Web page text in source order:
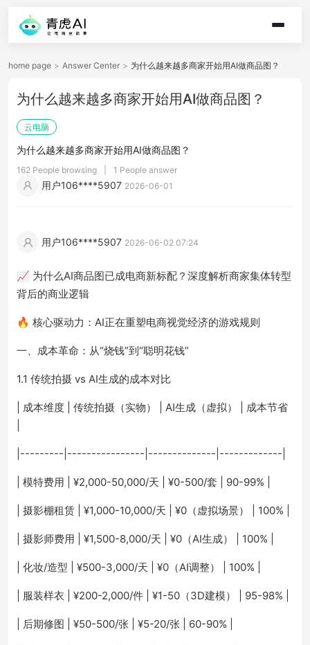
home page > Answer Center > 为什么越来越多商家开始用AI做商品图？
为什么越来越多商家开始用AI做商品图？
云电脑
为什么越来越多商家开始用AI做商品图？
162 People browsing 1 People answer
用户106****5907 2026-06-01
用户106****5907 2026-06-02 07:24
📈 为什么AI商品图已成电商新标配？深度解析商家集体转型
背后的商业逻辑
🔥 核心驱动力：AI正在重塑电商视觉经济的游戏规则
一、成本革命：从“烧钱”到“聪明花钱”
1.1 传统拍摄 vs AI生成的成本对比
| 成本维度 | 传统拍摄（实物） | AI生成（虚拟） | 成本节省
|---------|----------------|--------------|-------------|
| 模特费用 | ¥2,000-50,000/天 | ¥0-500/套 | 90-99% |
| 摄影棚租赁 | ¥1,000-10,000/天 | ¥0（虚拟场景） | 100% |
| 摄影师费用 | ¥1,500-8,000/天 | ¥0（AI生成） | 100% |
| 化妆/造型 | ¥500-3,000/天 | ¥0（AI调整） | 100% |
| 服装样衣 | ¥200-2,000/件 | ¥1-50（3D建模） | 95-98% |
| 后期修图 | ¥50-500/张 | ¥5-20/张 | 60-90% |